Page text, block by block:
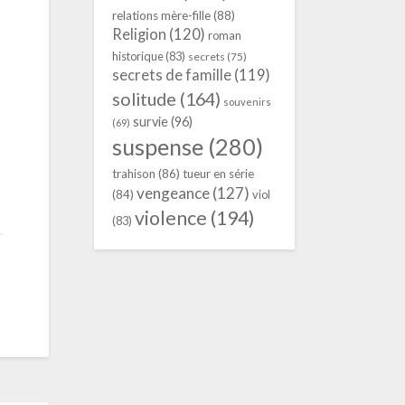
relations mère-fille(88)
Religion (120) roman
historique(83) secrets (75)
secrets de famille(119)
solitude (164) souvenirs
(69) survie(96)
suspense(280)
trahison (86) tueur en série
(84) vengeance(127) viol
(83) violence (194)